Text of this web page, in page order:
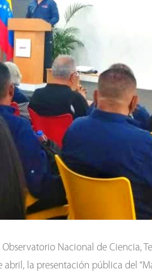
Nacional de Ciencia,
la presentación pública del